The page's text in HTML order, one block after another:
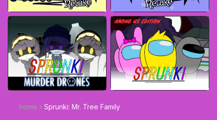
home Sprunki: Mr. Tree Family